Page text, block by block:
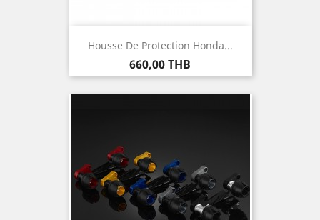
Housse De Protection Honda...
Prix
660,00 THB